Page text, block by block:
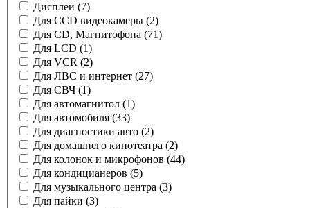
Дисплеи (7)
Для CCD видеокамеры (2)
Для CD, Магнитофона (71)
Для LCD (1)
Для VCR (2)
Для ЛВС и интернет (27)
Для СВЧ (1)
Для автомагнитол (1)
Для автомобиля (33)
Для диагностики авто (2)
Для домашнего кинотеатра (2)
Для колонок и микрофонов (44)
Для кондицианеров (5)
Для музыкального центра (3)
Для пайки (3)